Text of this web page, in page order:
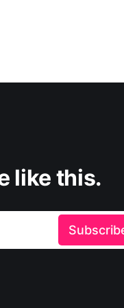
like this.